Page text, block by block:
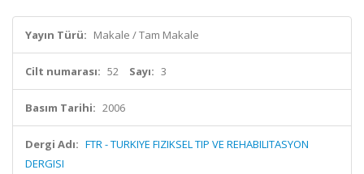
Yayın Türü: Makale / Tam Makale
Cilt numarası: 52 Sayı: 3
Basım Tarihi: 2006
Dergi Adı: FTR - TURKIYE FIZIKSEL TIP VE REHABILITASYON
DERGISI